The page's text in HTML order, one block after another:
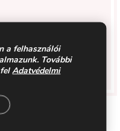
30 napig
a felhasználói
További
felAdatvédelmi